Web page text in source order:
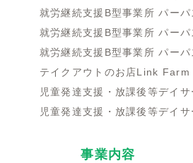
就労継続支援B型事業所 パーパ
就労継続支援B型事業所 パー
就労継続支援B型事業所 パーパ
テイクアウトのお店Link Farm
児童発達支援・放課後等デイ
児童発達支援・放課後等デイ
事業内容